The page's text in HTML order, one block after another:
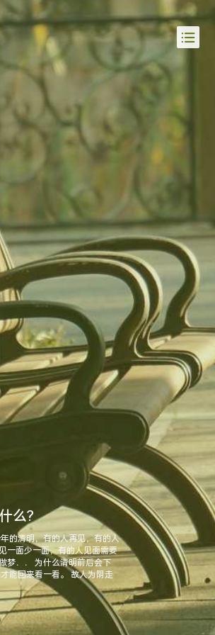
么?
的清明，有的人再见，有的人
一面少一面，有的人见面需要
梦．． 为什么清明前后会下
能回来看一看。 故人为阴走